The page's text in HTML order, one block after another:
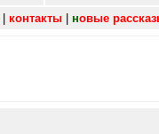
контакты новые